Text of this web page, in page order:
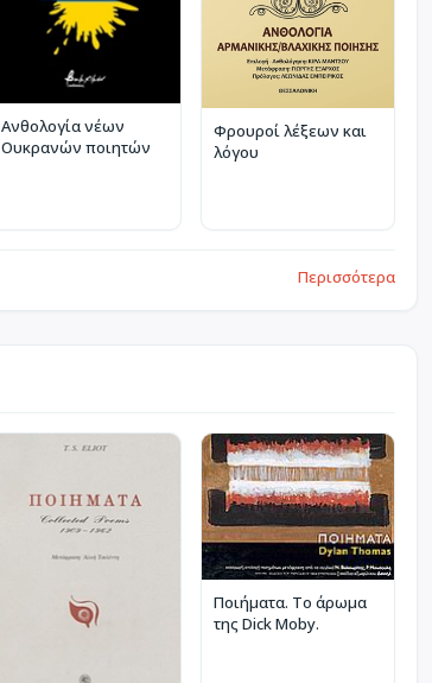
Ανθολογία νέων
Ουκρανών ποιητών
Φρουροί λέξεων και
λόγου
Περισσότερα
Ποιήματα. Το άρωμα
της Dick Moby.